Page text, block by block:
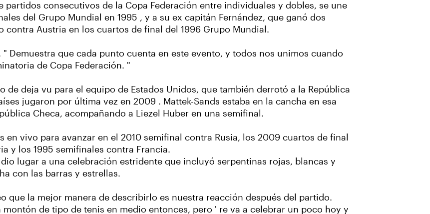
consecutivos de la Copa Federación entre individuales y dobles, se une
del Grupo Mundial en 1995 , y a su ex capitán Fernández, que ganó dos
Austria en los cuartos de final del 1996 Grupo Mundial.
Demuestra que cada punto cuenta en este evento, y todos nos unimos cuando
de Copa Federación. "
deja vu para el equipo de Estados Unidos, que también derrotó a la República
jugaron por última vez en 2009 . Mattek-Sands estaba en la cancha en esa
Checa, acompañando a Liezel Huber en una semifinal.
en vivo para avanzar en el 2010 semifinal contra Rusia, los 2009 cuartos de final
y los 1995 semifinales contra Francia.
lugar a una celebración estridente que incluyó serpentinas rojas, blancas y
con las barras y estrellas.
que la mejor manera de describirlo es nuestra reacción después del partido.
de tipo de tenis en medio entonces, pero ' re va a celebrar un poco hoy y